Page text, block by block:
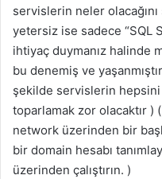
servislerin neler
yetersiz ise sadece “SQL
ihtiyaç duymanız halinde
bu denemiş ve
şekilde servislerin hepsini
toparlamak zor olacaktır )
network üzerinden bir
bir domain hesabı
üzerinden çalıştırın. )